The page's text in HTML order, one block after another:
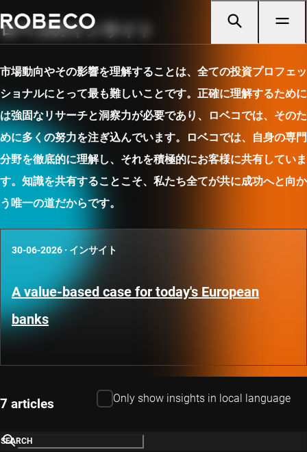
ロベコのインサイト
市場動向やその影響を理解することは、全ての投資プロフェッ
ショナルにとって最も難しいことです。正確に理解するために
は強固なリサーチと洞察力が必要であり、ロベコでは、そのた
めに多くの努力を注ぎ込んでいます。ロベコでは、自身の専門
分野を徹底的に理解し、それを積極的にお客様に共有していま
す。知識を共有することこそ、私たち全てが共に成功へと向か
う唯一の道だからです。
30-06-2026 · インサイト
A value-based case for today's European
banks
7 articles Only show insights in local language
SEARCH